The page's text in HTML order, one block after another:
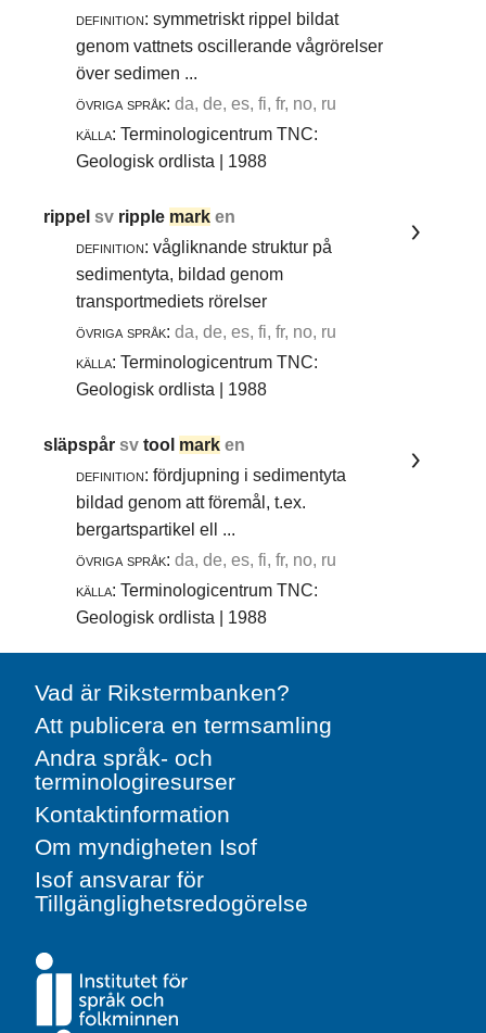
definition: symmetriskt rippel bildat
genom vattnets oscillerande vågrörelser
över sedimen ...
övriga språk: da, de, es, fi, fr, no, ru
källa: Terminologicentrum TNC:
Geologisk ordlista | 1988
rippelsv ripple mark en
definition: vågliknande struktur på
sedimentyta, bildad genom
transportmediets rörelser
övriga språk: da, de, es, fi, fr, no, ru
källa: Terminologicentrum TNC:
Geologisk ordlista | 1988
släpspårsvtool mark en
definition: fördjupning i sedimentyta
bildad genom att föremål, t.ex.
bergartspartikel ell ...
övriga språk: da, de, es, fi, fr, no, ru
källa: Terminologicentrum TNC:
Geologisk ordlista | 1988
Vad är Rikstermbanken?
Att publicera en termsamling
Andra språk- och
terminologiresurser
Kontaktinformation
Om myndigheten Isof
Isof ansvarar för
Tillgänglighetsredogörelse